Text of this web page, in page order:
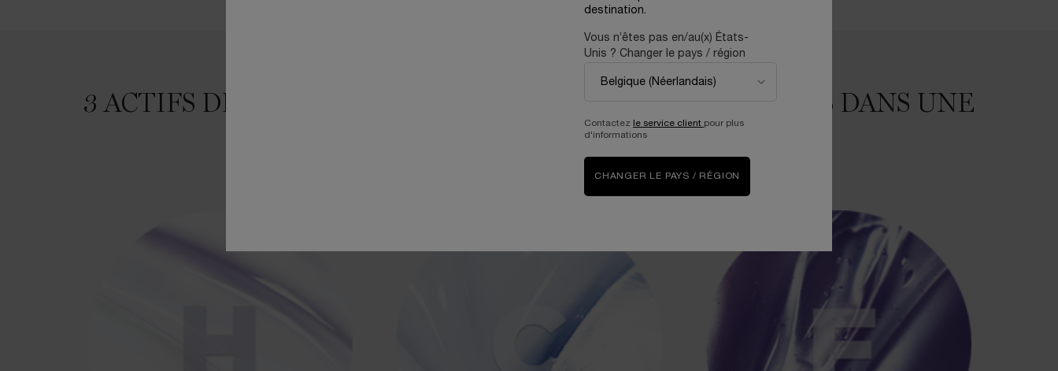
3 ACTIFS DERMATOLOGIQUES PUISSANTS, POUR LA 1 FOIS DANS UNE
TRIPLE DOSE
destination.
Vous n’êtes pas en/au(x) États-
Unis ? Changer le pays / région
Contactez le service client pour plus
d'informations
CHANGER LE PAYS / RÉGION